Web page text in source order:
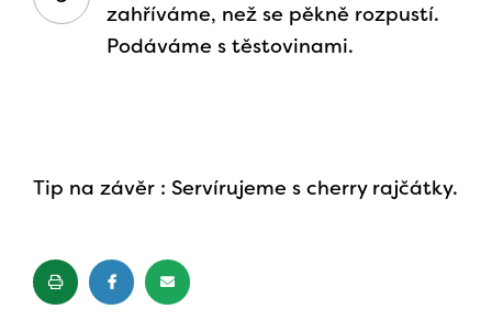
zahříváme, než se pěkně rozpustí.
Podáváme s těstovinami.
Tip na závěr : Servírujeme s cherry rajčátky.